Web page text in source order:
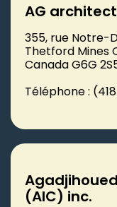
AG
355, rue Notre-
Thetford Mines
Canada G6G
Téléphone :
(AIC) inc.